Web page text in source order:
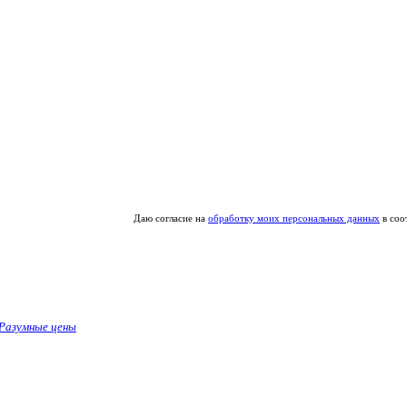
Даю согласие на обработку моих персональных данных в
цены